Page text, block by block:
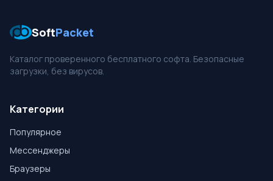
SoftPacket
Каталог проверенного бесплатного софта. Безопасные
загрузки, без вирусов.
Категории
Популярное
Мессенджеры
Браузеры